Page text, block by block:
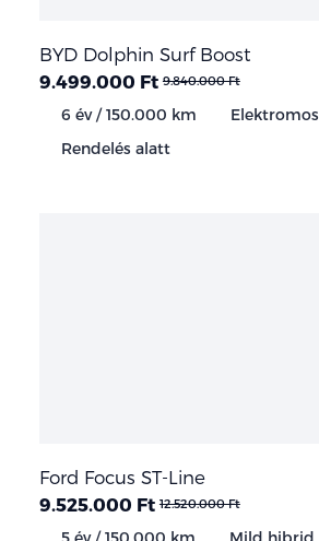
BYD Dolphin Surf Boost
9.499.000 Ft 9.840.000 Ft
6 év / 150.000 km Elektromos
Rendelés alatt
Ford Focus ST-Line
9.525.000 Ft 12.520.000 Ft
5 év / 150.000 km Mild hibrid